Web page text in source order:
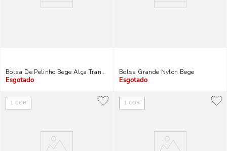
Bolsa De Pelinho Bege Alça Transversal
Indisponível
Bolsa Grande Nylon Bege
Indisponível
1 COR 1 COR